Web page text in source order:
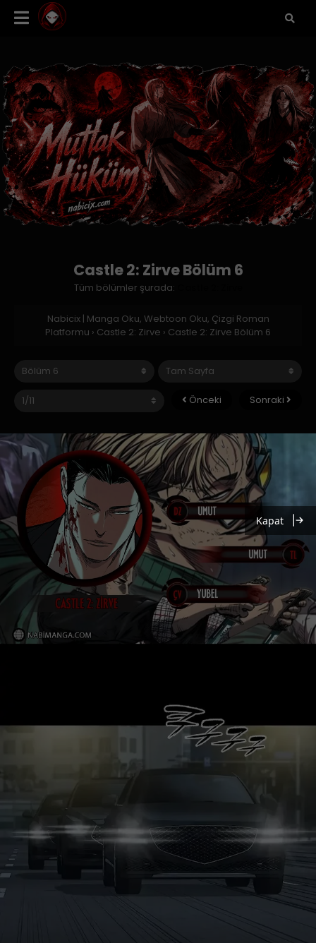
Castle 2: Zirve Bölüm 6
Tüm bölümler şurada:
Nabicix | Manga Oku, Webtoon Oku, Çizgi Roman
Platformu › Castle 2: Zirve › Castle 2: Zirve Bölüm 6
Önceki Sonraki
Kapat